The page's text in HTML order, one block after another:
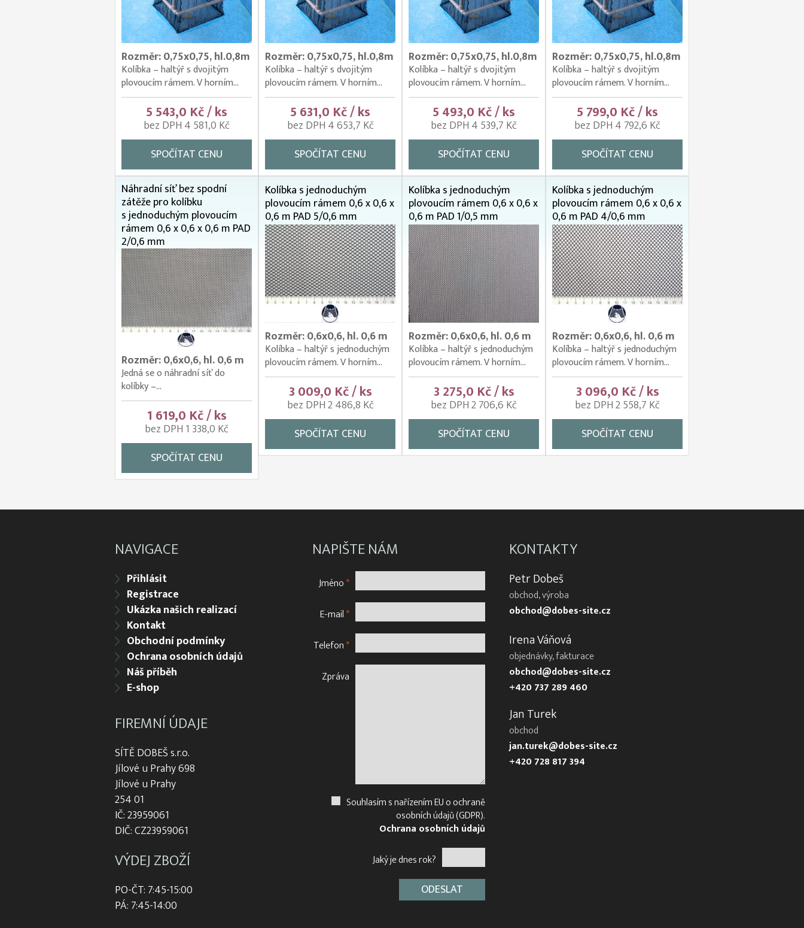
Rozměr: 0,75x0,75, hl.0,8m
Kolíbka – haltýř s dvojitým
plovoucím rámem. V horním...
5 543,0 Kč / ks
bez DPH 4 581,0 Kč
SPOČÍTAT CENU
Rozměr: 0,75x0,75, hl.0,8m
Kolíbka – haltýř s dvojitým
plovoucím rámem. V horním...
5 631,0 Kč / ks
bez DPH 4 653,7 Kč
SPOČÍTAT CENU
Rozměr: 0,75x0,75, hl.0,8m
Kolíbka – haltýř s dvojitým
plovoucím rámem. V horním...
5 493,0 Kč / ks
bez DPH 4 539,7 Kč
SPOČÍTAT CENU
Rozměr: 0,75x0,75, hl.0,8m
Kolíbka – haltýř s dvojitým
plovoucím rámem. V horním...
5 799,0 Kč / ks
bez DPH 4 792,6 Kč
SPOČÍTAT CENU
Náhradní síť bez spodní
zátěže pro kolíbku
s jednoduchým plovoucím
rámem 0,6 x 0,6 x 0,6 m PAD
2/0,6 mm
Rozměr: 0,6x0,6, hl. 0,6 m
Jedná se o náhradní síť do
kolíbky –...
1 619,0 Kč / ks
bez DPH 1 338,0 Kč
SPOČÍTAT CENU
Kolíbka s jednoduchým
plovoucím rámem 0,6 x 0,6 x
0,6 m PAD 5/0,6 mm
Rozměr: 0,6x0,6, hl. 0,6 m
Kolíbka – haltýř s jednoduchým
plovoucím rámem. V horním...
3 009,0 Kč / ks
bez DPH 2 486,8 Kč
SPOČÍTAT CENU
Kolíbka s jednoduchým
plovoucím rámem 0,6 x 0,6 x
0,6 m PAD 1/0,5 mm
Rozměr: 0,6x0,6, hl. 0,6 m
Kolíbka – haltýř s jednoduchým
plovoucím rámem. V horním...
3 275,0 Kč / ks
bez DPH 2 706,6 Kč
SPOČÍTAT CENU
Kolíbka s jednoduchým
plovoucím rámem 0,6 x 0,6 x
0,6 m PAD 4/0,6 mm
Rozměr: 0,6x0,6, hl. 0,6 m
Kolíbka – haltýř s jednoduchým
plovoucím rámem. V horním...
3 096,0 Kč / ks
bez DPH 2 558,7 Kč
SPOČÍTAT CENU
NAVIGACE
Přihlásit
Registrace
Ukázka našich realizací
Kontakt
Obchodní podmínky
Ochrana osobních údajů
Náš příběh
E-shop
FIREMNÍ ÚDAJE
SÍTĚ DOBEŠ s.r.o.
Jílové u Prahy 698
Jílové u Prahy
254 01
IČ: 23959061
DIČ: CZ23959061
VÝDEJ ZBOŽÍ
PO-ČT: 7:45-15:00
PÁ: 7:45-14:00
NAPIŠTE NÁM
Jméno*
E-mail*
Telefon*
Zpráva
Souhlasím s nařízením EU o ochraně
osobních údajů (GDPR).
Ochrana osobních údajů
Jaký je dnes rok?
KONTAKTY
Petr Dobeš
obchod, výroba
obchod@dobes-site.cz
Irena Váňová
objednávky, fakturace
obchod@dobes-site.cz
+420 737 289 460
Jan Turek
obchod
jan.turek@dobes-site.cz
+420 728 817 394